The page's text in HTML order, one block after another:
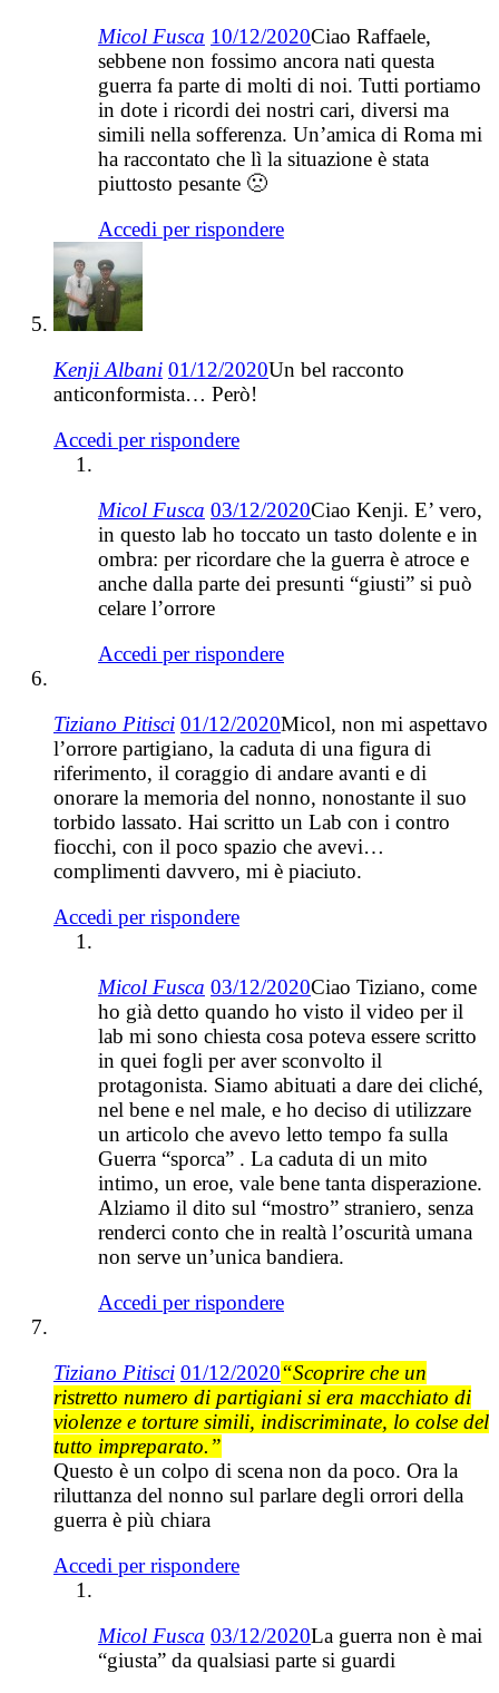
Micol Fusca 10/12/2020Ciao Raffaele,
sebbene non fossimo ancora nati questa
guerra fa parte di molti di noi. Tutti portiamo
in dote i ricordi dei nostri cari, diversi ma
simili nella sofferenza. Un’amica di Roma mi
ha raccontato che lì la situazione è stata
piuttosto pesante 🙁
Accedi per rispondere
Kenji Albani 01/12/2020Un bel racconto
anticonformista… Però!
Accedi per rispondere
Micol Fusca 03/12/2020Ciao Kenji. E’ vero,
in questo lab ho toccato un tasto dolente e in
ombra: per ricordare che la guerra è atroce e
anche dalla parte dei presunti “giusti” si può
celare l’orrore
Accedi per rispondere
Tiziano Pitisci 01/12/2020Micol, non mi aspettavo
l’orrore partigiano, la caduta di una figura di
riferimento, il coraggio di andare avanti e di
onorare la memoria del nonno, nonostante il suo
torbido lassato. Hai scritto un Lab con i contro
fiocchi, con il poco spazio che avevi…
complimenti davvero, mi è piaciuto.
Accedi per rispondere
Micol Fusca 03/12/2020Ciao Tiziano, come
ho già detto quando ho visto il video per il
lab mi sono chiesta cosa poteva essere scritto
in quei fogli per aver sconvolto il
protagonista. Siamo abituati a dare dei cliché,
nel bene e nel male, e ho deciso di utilizzare
un articolo che avevo letto tempo fa sulla
Guerra “sporca” . La caduta di un mito
intimo, un eroe, vale bene tanta disperazione.
Alziamo il dito sul “mostro” straniero, senza
renderci conto che in realtà l’oscurità umana
non serve un’unica bandiera.
Accedi per rispondere
Tiziano Pitisci 01/12/2020“Scoprire che un
ristretto numero di partigiani si era macchiato di
violenze e torture simili, indiscriminate, lo colse del
tutto impreparato.”
Questo è un colpo di scena non da poco. Ora la
riluttanza del nonno sul parlare degli orrori della
guerra è più chiara
Accedi per rispondere
Micol Fusca 03/12/2020La guerra non è mai
“giusta” da qualsiasi parte si guardi